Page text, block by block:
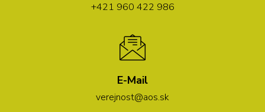
+421 960 422 986
E-Mail
verejnost@aos.sk